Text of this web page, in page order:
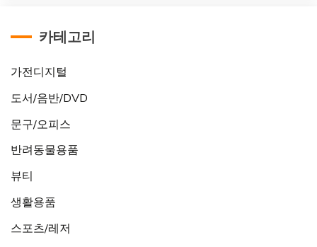
카테고리
가전디지털
도서/음반/DVD
문구/오피스
반려동물용품
뷰티
생활용품
스포츠/레저